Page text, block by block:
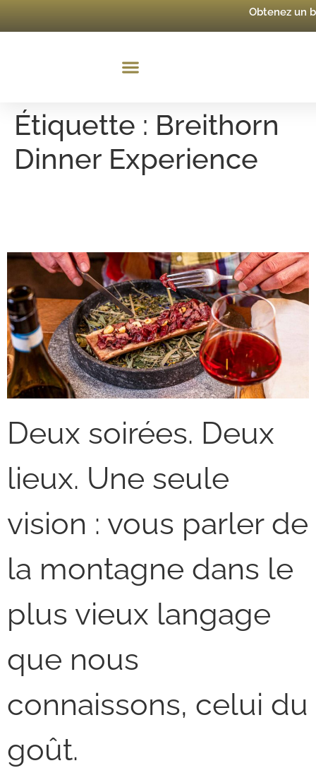
Obtenez un
Étiquette : Breithorn
Dinner Experience
Deux soirées. Deux
lieux. Une seule
vision : vous parler de
la montagne dans le
plus vieux langage
que nous
connaissons, celui du
goût.